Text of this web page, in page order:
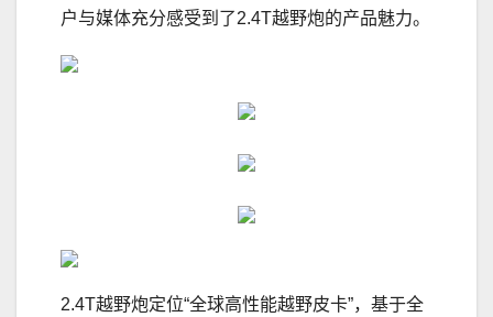
户与媒体充分感受到了2.4T越野炮的产品魅力。
2.4T越野炮定位“全球高性能越野皮卡”，基于全